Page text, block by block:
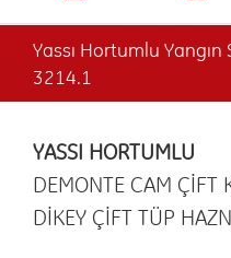
Yassı Hortumlu
3214.1
YASSI HORTUMLU
DEMONTE CAM ÇİFT
DİKEY ÇİFT TÜP